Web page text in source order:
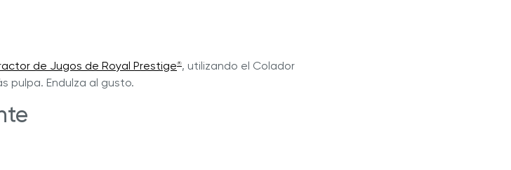
de Jugos de Royal Prestige®, utilizando el Colador
pulpa. Endulza al gusto.